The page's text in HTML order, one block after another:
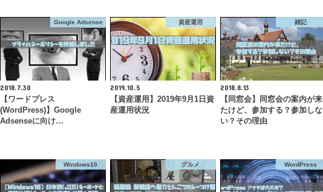
Google Adsense
2018.7.30
【ワードプレス
(WordPress)】Google
Adsenseに向け…
資産運用
2019.10.5
【資産運用】2019年9月1日資
産運用状況
雑記
2018.8.13
【同窓会】同窓会の案内が来
たけど、参加する？参加しな
い？その理由
Windows10 グルメ WordPress